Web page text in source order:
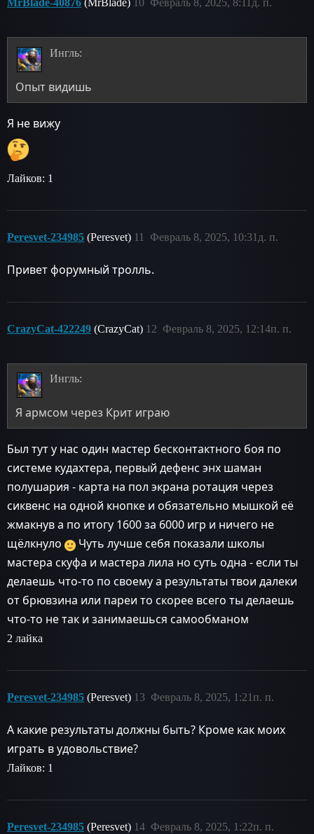
Ингль:
Опыт видишь
Я не вижу
Лайков: 1
Peresvet-234985 (Peresvet) Февраль 8, 2025, 10:31д. п.
11
Привет форумный тролль.
CrazyCat-422249 (CrazyCat) Февраль 8, 2025, 12:14п. п.
12
Ингль:
Я армсом через Крит играю
Был тут у нас один мастер бесконтактного боя по
системе кудахтера, первый дефенс энх шаман
полушария - карта на пол экрана ротация через
сиквенс на одной кнопке и обязательно мышкой её
жмакнув а по итогу 1600 за 6000 игр и ничего не
щёлкнуло
Чуть лучше себя показали школы
мастера скуфа и мастера лила но суть одна - если ты
делаешь что-то по своему а результаты твои далеки
от брювзина или пареи то скорее всего ты делаешь
что-то не так и занимаешься самообманом
2 лайка
Peresvet-234985 (Peresvet) Февраль 8, 2025, 1:21п. п.
13
А какие результаты должны быть? Кроме как моих
играть в удовольствие?
Лайков: 1
Peresvet-234985 (Peresvet) Февраль 8, 2025, 1:22п. п.
14